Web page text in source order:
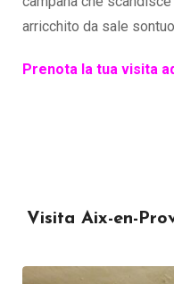
arricchito da sale
Prenota la tua visita
Visita Aix-en-